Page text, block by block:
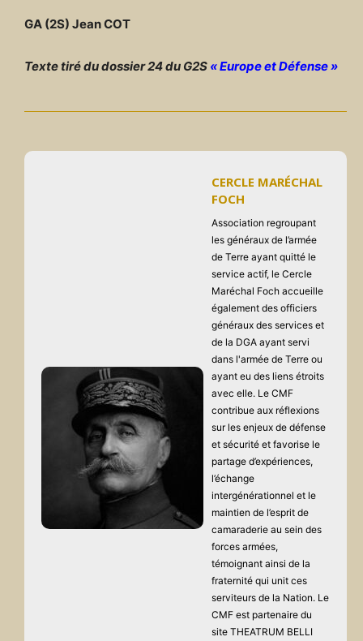
GA (2S) Jean COT
Texte tiré du dossier 24 du G2S « Europe et Défense »
CERCLE MARÉCHAL
FOCH
Association regroupant
les généraux de l’armée
de Terre ayant quitté le
service actif, le Cercle
Maréchal Foch accueille
également des officiers
généraux des services et
de la DGA ayant servi
dans l'armée de Terre ou
ayant eu des liens étroits
avec elle. Le CMF
contribue aux réflexions
sur les enjeux de défense
et sécurité et favorise le
partage d’expériences,
l’échange
intergénérationnel et le
maintien de l’esprit de
camaraderie au sein des
forces armées,
témoignant ainsi de la
fraternité qui unit ces
serviteurs de la Nation. Le
CMF est partenaire du
site THEATRUM BELLI